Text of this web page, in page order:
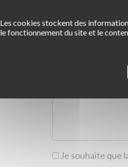
1
Je souhaite que
Les cookies stockent des
le fonctionnement du site et le